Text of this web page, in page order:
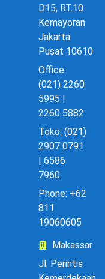
D15, RT.10
Kemayoran
Jakarta
Pusat 10610
Office:
(021) 2260
5995 |
2260 5882
Toko: (021)
2907 0791
| 6586
7960
Phone: +62
811
19060605
Makassar
Jl. Perintis